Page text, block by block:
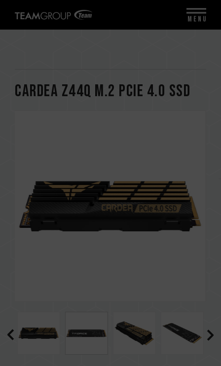
CARDEA Z44Q M.2 PCIe 4.0 SSD
MENU